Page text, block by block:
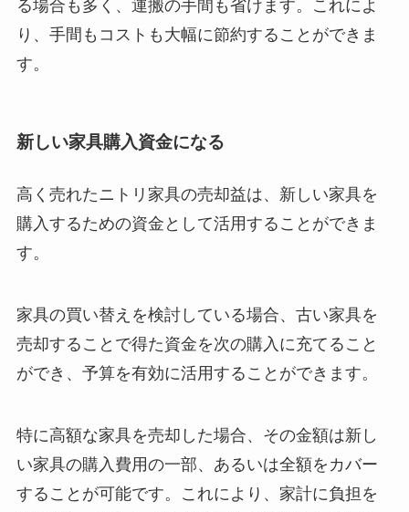
る場合も多く、運搬の手間も省けます。これによ
り、手間もコストも大幅に節約することができま
す。
新しい家具購入資金になる
高く売れたニトリ家具の売却益は、新しい家具を
購入するための資金として活用することができま
す。
家具の買い替えを検討している場合、古い家具を
売却することで得た資金を次の購入に充てること
ができ、予算を有効に活用することができます。
特に高額な家具を売却した場合、その金額は新し
い家具の購入費用の一部、あるいは全額をカバー
することが可能です。これにより、家計に負担を